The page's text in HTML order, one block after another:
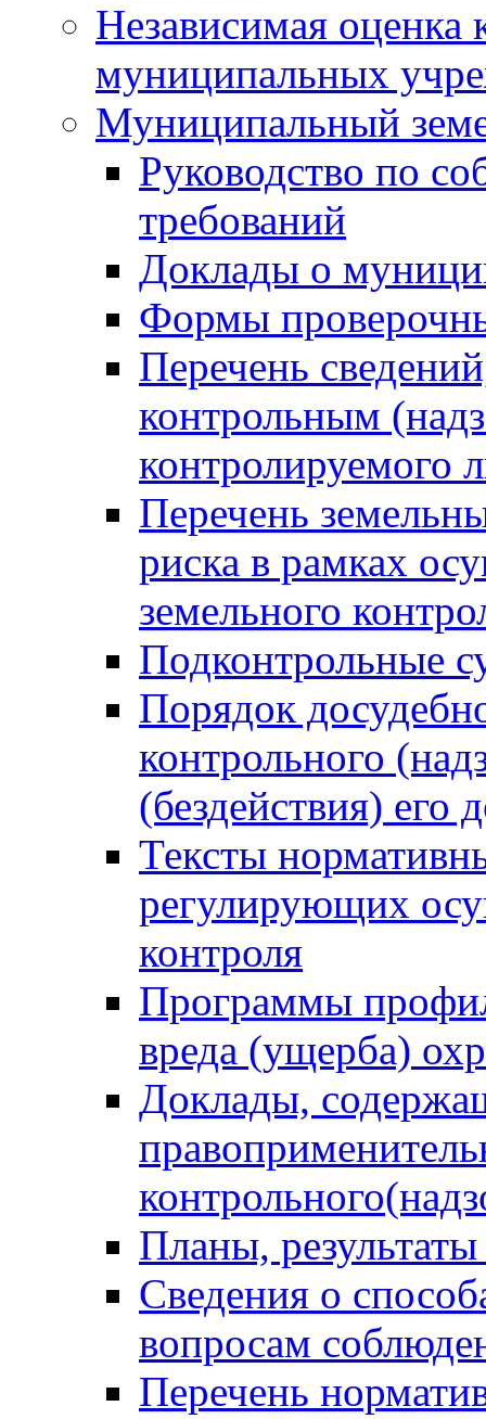
Независимая оценка
муниципальных
Муниципальный
Руководство по
требований
Доклады о
Формы
Перечень
контрольным
контролируемого
Перечень
риска в рамках
земельного
Подконтрольные
Порядок
контрольного
(бездействия)
Тексты
регулирующих
контроля
Программы
вреда (ущерба)
Доклады,
Планы,
Сведения о
вопросам
Перечень